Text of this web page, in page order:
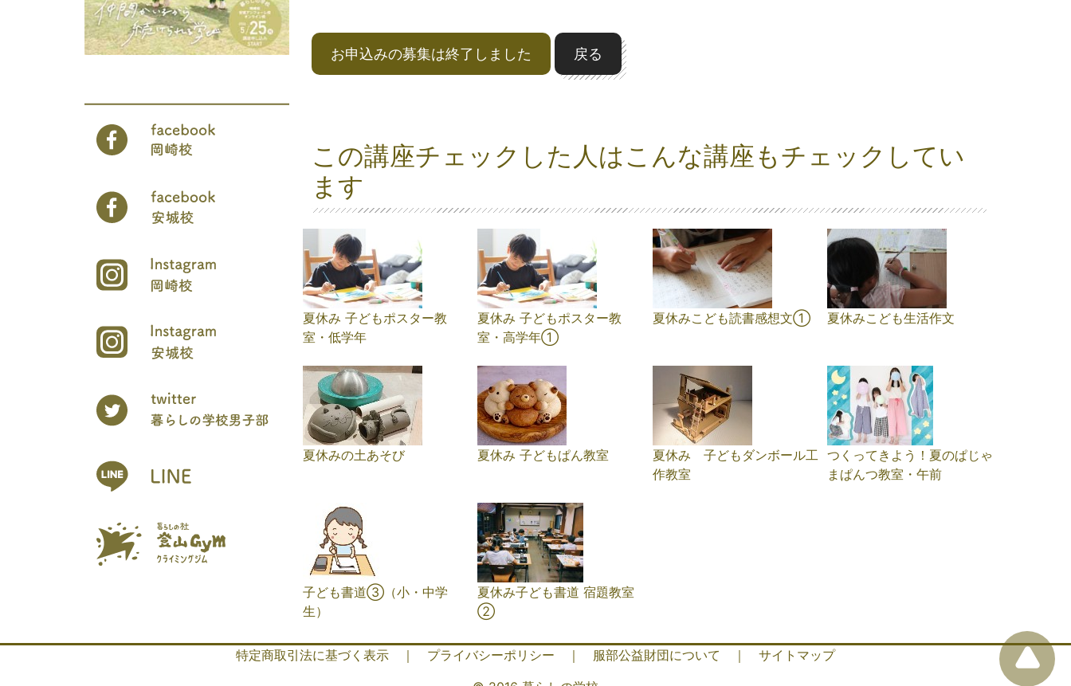
お申込みの募集は終了しました 戻る
この講座チェックした人はこんな講座もチェックしてい
ます
夏休み 子どもポスター教
室・低学年
夏休み 子どもポスター教
室・高学年①
夏休みこども読書感想文① 夏休みこども生活作文
夏休みの土あそび 夏休み 子どもぱん教室
夏休み 子どもダンボール工
作教室
つくってきよう！夏のぱじゃ
まぱんつ教室・午前
子ども書道③（小・中学
生）
夏休み子ども書道 宿題教室
②
特定商取引法に基づく表示 ｜ プライバシーポリシー ｜ 服部公益財団について ｜
サイトマップ